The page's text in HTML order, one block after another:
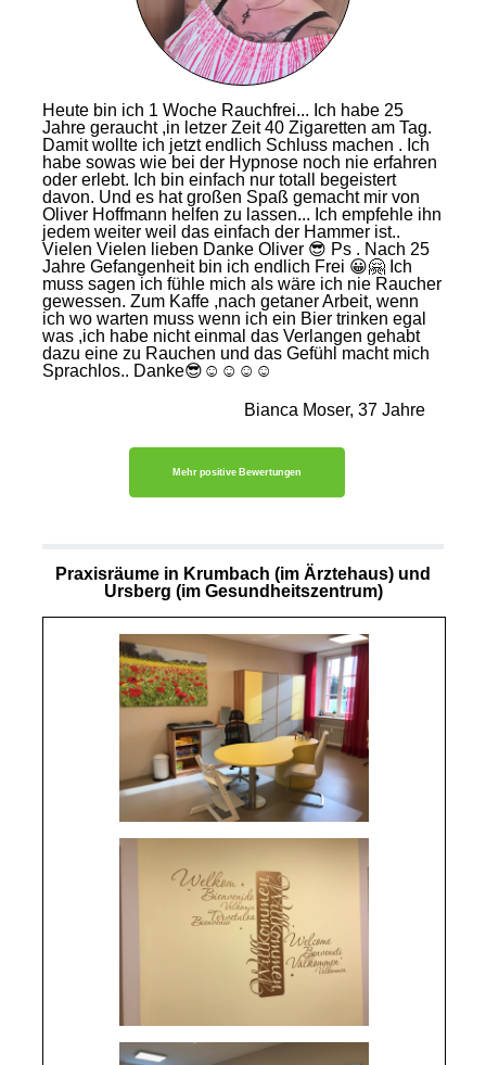
Mehr positive Bewertungen
Heute bin ich 1 Woche Rauchfrei... Ich habe 25
Jahre geraucht ,in letzer Zeit 40 Zigaretten am Tag.
Damit wollte ich jetzt endlich Schluss machen . Ich
habe sowas wie bei der Hypnose noch nie erfahren
oder erlebt. Ich bin einfach nur totall begeistert
davon. Und es hat großen Spaß gemacht mir von
Oliver Hoffmann helfen zu lassen... Ich empfehle ihn
jedem weiter weil das einfach der Hammer ist..
Vielen Vielen lieben Danke Oliver 😎 Ps . Nach 25
Jahre Gefangenheit bin ich endlich Frei 😀🤗 Ich
muss sagen ich fühle mich als wäre ich nie Raucher
gewessen. Zum Kaffe ,nach getaner Arbeit, wenn
ich wo warten muss wenn ich ein Bier trinken egal
was ,ich habe nicht einmal das Verlangen gehabt
dazu eine zu Rauchen und das Gefühl macht mich
Sprachlos.. Danke😎☺☺☺☺
Bianca Moser, 37 Jahre
Praxisräume in Krumbach (im Ärztehaus) und
Ursberg (im Gesundheitszentrum)